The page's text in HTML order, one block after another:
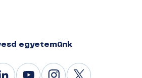
egyetemünk